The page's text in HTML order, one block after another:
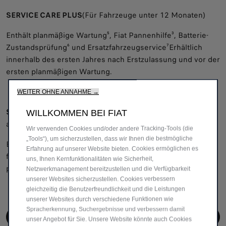
SERVICE CARE PLUS(Für Fahrzeuge unter 12 Monaten)
Enthält planmäßige Wartung⁵, Fiat Pannenhilfe³, Batterie-
Zustandsprüfung⁶ und Ersatzfahrzeugservice⁷Erhältlich
innerhalb des ersten Jahres nach Erstzulassung und vor der
ersten planmäßigen Wartung.
SERVICE CARE(Für Fahrzeuge älter als 12 Monate, jünger
als 60 Monate (5 Jahre))
Buchbar jederzeit nach dem ersten Jahr und vor dem
fünften Jahr der Erstzulassung – für beliebig viele
planmäßige Wartungen.
ANGEBOT ANFORDERN
WEITER OHNE ANNAHME →
WILLKOMMEN BEI FIAT
Wir verwenden Cookies und/oder andere Tracking-Tools (die
„Tools“), um sicherzustellen, dass wir Ihnen die bestmögliche
Erfahrung auf unserer Website bieten. Cookies ermöglichen es
uns, Ihnen Kernfunktionalitäten wie Sicherheit,
Netzwerkmanagement bereitzustellen und die Verfügbarkeit
unserer Websites sicherzustellen. Cookies verbessern
gleichzeitig die Benutzerfreundlichkeit und die Leistungen
unserer Websites durch verschiedene Funktionen wie
Spracherkennung, Suchergebnisse und verbessern damit
unser Angebot für Sie. Unsere Website könnte auch Cookies